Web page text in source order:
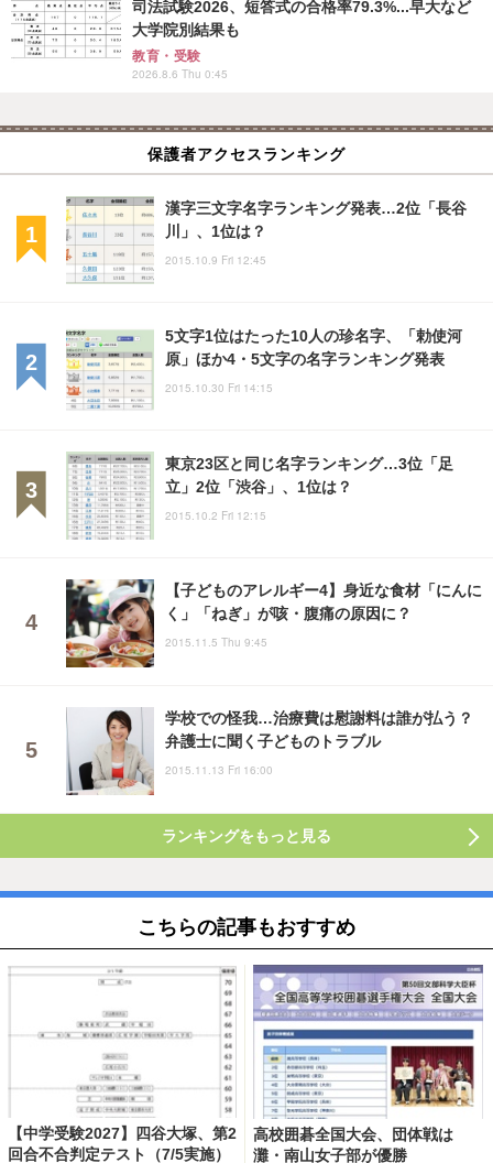
司法試験2026、短答式の合格率79.3%...早大など
大学院別結果も
教育・受験
2026.8.6 Thu 0:45
保護者アクセスランキング
漢字三文字名字ランキング発表…2位「長谷
川」、1位は？
2015.10.9 Fri 12:45
5文字1位はたった10人の珍名字、「勅使河
原」ほか4・5文字の名字ランキング発表
2015.10.30 Fri 14:15
東京23区と同じ名字ランキング…3位「足
立」2位「渋谷」、1位は？
2015.10.2 Fri 12:15
【子どものアレルギー4】身近な食材「にんに
く」「ねぎ」が咳・腹痛の原因に？
2015.11.5 Thu 9:45
学校での怪我…治療費は慰謝料は誰が払う？
弁護士に聞く子どものトラブル
2015.11.13 Fri 16:00
ランキングをもっと見る
こちらの記事もおすすめ
【中学受験2027】四谷大塚、第2
回合不合判定テスト（7/5実施）
高校囲碁全国大会、団体戦は
灘・南山女子部が優勝